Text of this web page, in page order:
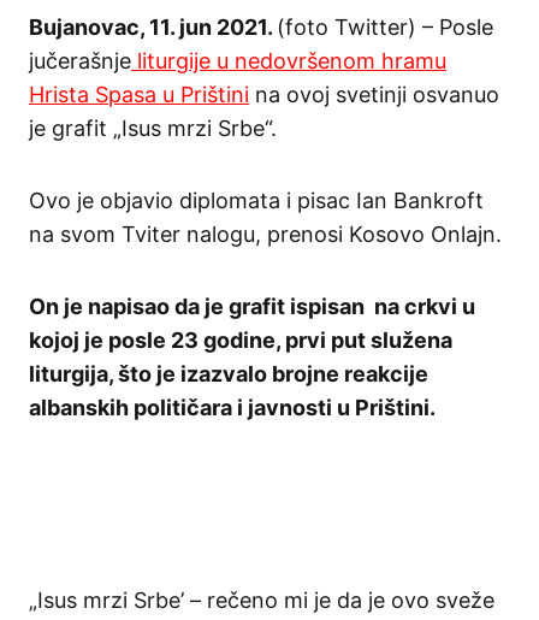
Bujanovac, 11. jun 2021. (foto Twitter) – Posle
jučerašnje liturgije u nedovršenom hramu
Hrista Spasa u Prištini na ovoj svetinji osvanuo
je grafit „Isus mrzi Srbe“.
Ovo je objavio diplomata i pisac Ian Bankroft
na svom Tviter nalogu, prenosi Kosovo Onlajn.
On je napisao da je grafit ispisan na crkvi u
kojoj je posle 23 godine, prvi put služena
liturgija, što je izazvalo brojne reakcije
albanskih političara i javnosti u Prištini.
„Isus mrzi Srbe’ – rečeno mi je da je ovo sveže